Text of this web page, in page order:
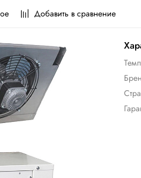
Добавить в сравнение